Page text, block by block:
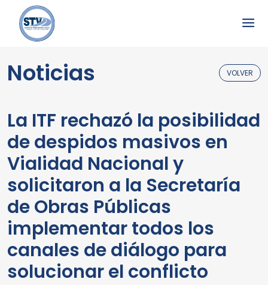
Noticias VOLVER
La ITF rechazó la posibilidad
de despidos masivos en
Vialidad Nacional y
solicitaron a la Secretaría
de Obras Públicas
implementar todos los
canales de diálogo para
solucionar el conflicto